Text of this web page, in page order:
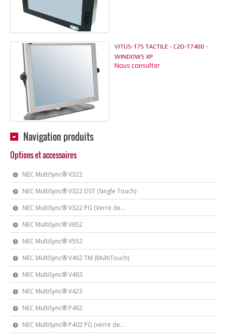
VITUS-17S TACTILE - C2D-T7400 -
WINDOWS XP
Nous consulter
Navigation produits
Options et accessoires
NEC MultiSync® V322
NEC MultiSync® V322 DST (Single Touch)
NEC MultiSync® V322 PG (Verre de...
NEC MultiSync® V652
NEC MultiSync® V552
NEC MultiSync® V462 TM (MultiTouch)
NEC MultiSync® V463
NEC MultiSync® V423
NEC MultiSync® P462
NEC MultiSync® P402 PG (verre de...